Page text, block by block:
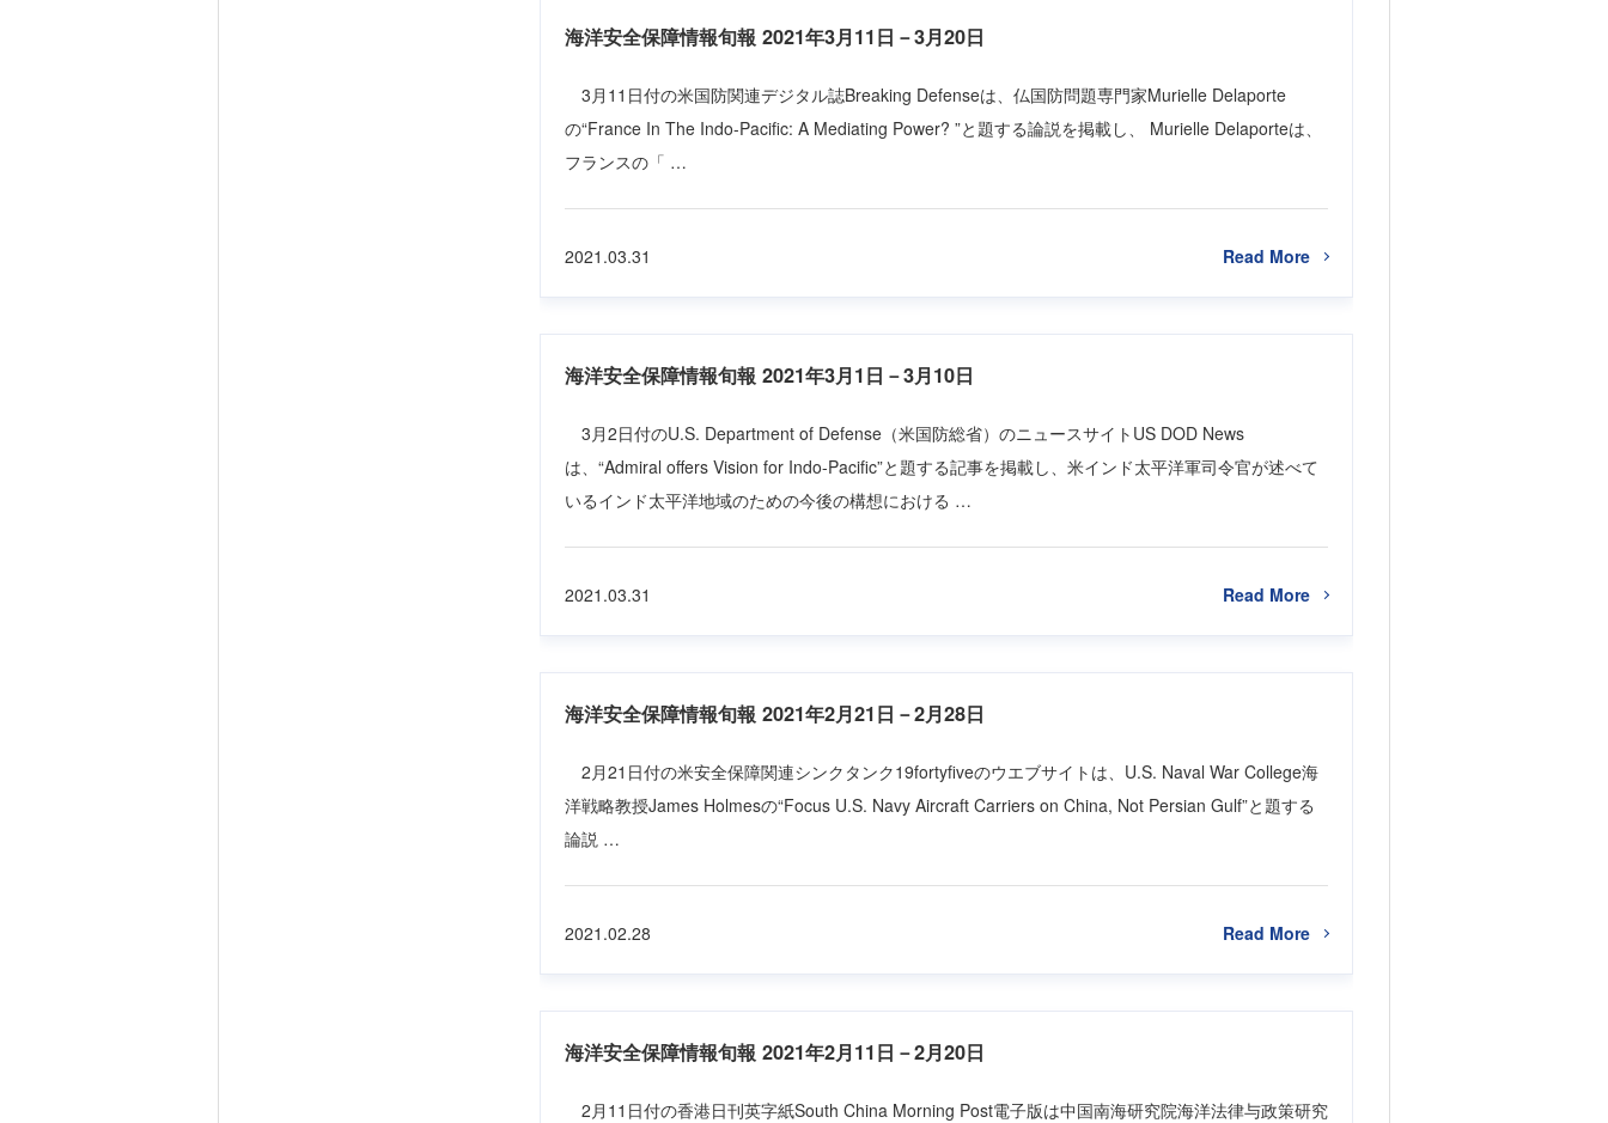
海洋安全保障情報旬報 2021年3月11日－3月20日
3月11日付の米国防関連デジタル誌Breaking Defenseは、仏国防問題専門家Murielle Delaporte
の“France In The Indo-Pacific: A Mediating Power? ”と題する論説を掲載し、 Murielle Delaporteは、
フランスの「 …
Read More
2021.03.31
海洋安全保障情報旬報 2021年3月1日－3月10日
3月2日付のU.S. Department of Defense（米国防総省）のニュースサイトUS DOD News
は、“Admiral offers Vision for Indo-Pacific”と題する記事を掲載し、米インド太平洋軍司令官が述べて
いるインド太平洋地域のための今後の構想における …
Read More
2021.03.31
海洋安全保障情報旬報 2021年2月21日－2月28日
2月21日付の米安全保障関連シンクタンク19fortyfiveのウエブサイトは、U.S. Naval War College海
洋戦略教授James Holmesの“Focus U.S. Navy Aircraft Carriers on China, Not Persian Gulf”と題する
論説 …
Read More
2021.02.28
海洋安全保障情報旬報 2021年2月11日－2月20日
2月11日付の香港日刊英字紙South China Morning Post電子版は中国南海研究院海洋法律与政策研究